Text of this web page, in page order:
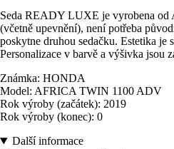
Seda READY LUXE je vyrobena od
(včetně upevnění), není potřeba
poskytne druhou sedačku. Estetika je
Personalizace v barvě a výšivka jsou
Známka: HONDA
Model: AFRICA TWIN 1100 ADV
Rok výroby (začátek): 2019
Rok výroby (konec): 0
Další informace